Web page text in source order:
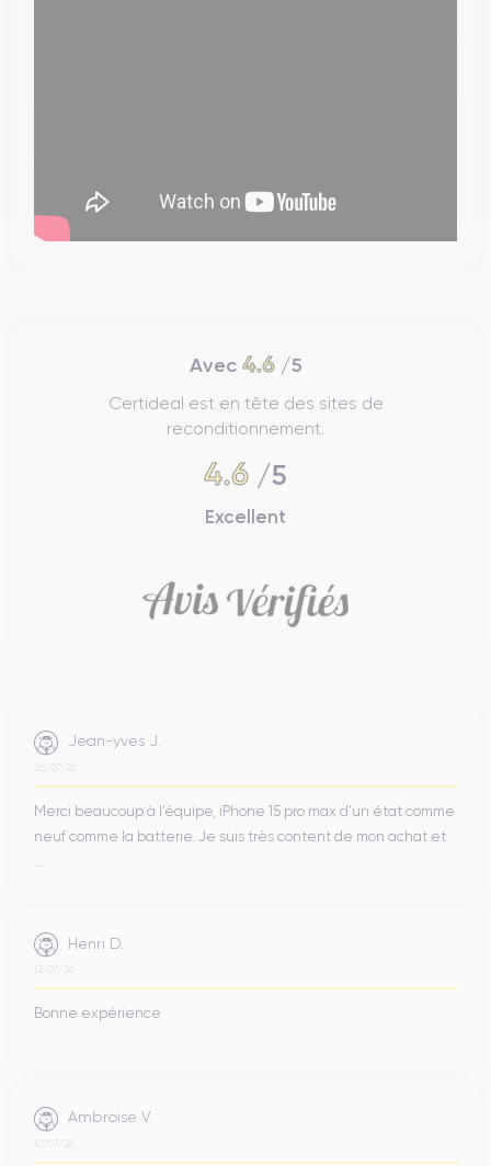
Avec 4.6/5
Certideal est en tête des sites de
reconditionnement.
4.6 /5
Excellent
Jean-yves J.
26/07/26
Merci beaucoup à l’équipe, iPhone 15 pro max d’un état comme
neuf comme la batterie. Je suis très content de mon achat et
Henri D.
12/07/26
Bonne expérience
Ambroise V.
10/07/26